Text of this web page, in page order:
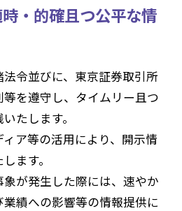
・的確且つ公平な情
令並びに、東京証券取引所
を遵守し、タイムリー且つ
たします。
ア等の活用により、開示情
ます。
が発生した際には、速やか
績への影響等の情報提供に